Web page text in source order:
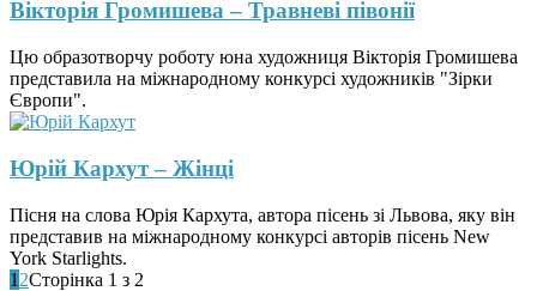
Вікторія Громишева – Травневі півонії
Цю образотворчу роботу юна художниця Вікторія Громишева
представила на міжнародному конкурсі художників "Зірки
Європи".
Юрій Кархут – Жінці
Пісня на слова Юрія Кархута, автора пісень зі Львова, яку він
представив на міжнародному конкурсі авторів пісень New
York Starlights.
1 2Сторінка 1 з 2